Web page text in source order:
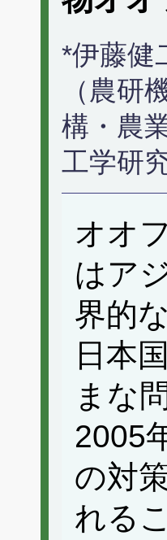
*伊藤健
（農研
構・農
工学研
オオ
はア
界的
日本
まな
2005
の対
れる